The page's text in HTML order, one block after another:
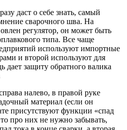
даст о себе знать, самый
сварочного шва. На
регулятор, он может быть
типа. Все чаще
используют импортные
и второй используют для
дает защиту обратного валика
налево, в правой руке
материал (если он
присутствуют функции «спад
про них не нужно забывать,